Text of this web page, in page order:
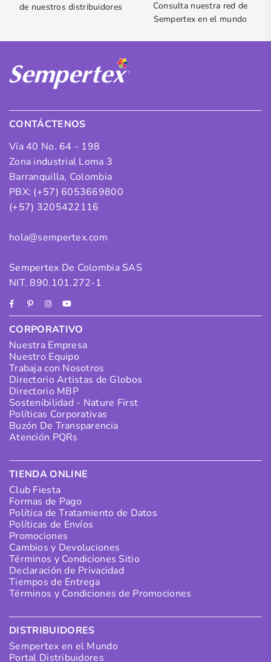
de nuestros distribuidores
Consulta nuestra red de
Sempertex en el mundo
CONTÁCTENOS
Vía 40 No. 64 - 198
Zona industrial Loma 3
Barranquilla, Colombia
PBX: (+57) 6053669800
(+57) 3205422116
hola@sempertex.com
Sempertex De Colombia SAS
NIT. 890.101.272-1
FacebookPinterestInstagram
YouTube
CORPORATIVO
Nuestra Empresa
Nuestro Equipo
Trabaja con Nosotros
Directorio Artistas de Globos
Directorio MBP
Sostenibilidad - Nature First
Políticas Corporativas
Buzón De Transparencia
Atención PQRs
TIENDA ONLINE
Club Fiesta
Formas de Pago
Política de Tratamiento de Datos
Políticas de Envíos
Promociones
Cambios y Devoluciones
Términos y Condiciones Sitio
Declaración de Privacidad
Tiempos de Entrega
Términos y Condiciones de Promociones
DISTRIBUIDORES
Sempertex en el Mundo
Portal Distribuidores